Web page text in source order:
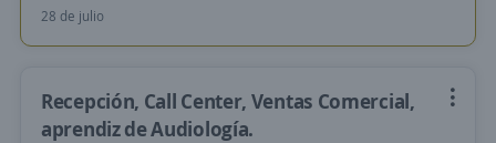
28 de julio
Recepción, Call Center, Ventas Comercial,
aprendiz de Audiología.